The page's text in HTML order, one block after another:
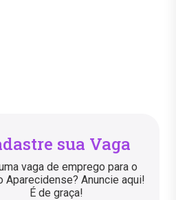
sua Vaga
vaga de emprego para o
Aparecidense? Anuncie aqui!
É de graça!